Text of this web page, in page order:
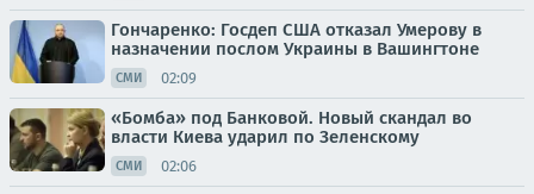
Гончаренко: Госдеп США отказал Умерову в
назначении послом Украины в Вашингтоне
СМИ 02:09
«Бомба» под Банковой. Новый скандал во
власти Киева ударил по Зеленскому
СМИ 02:06